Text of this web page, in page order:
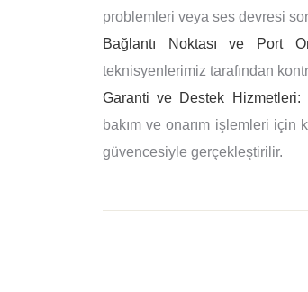
problemleri veya ses devresi
Bağlantı Noktası ve Port
teknisyenlerimiz tarafından
Garanti ve Destek Hizmetleri:
bakım ve onarım işlemleri için
güvencesiyle gerçekleştirilir.